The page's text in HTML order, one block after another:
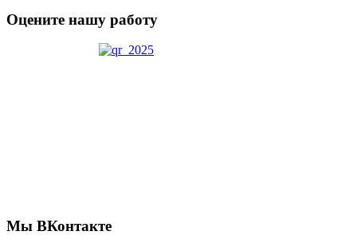
Оцените нашу работу
Мы ВКонтакте